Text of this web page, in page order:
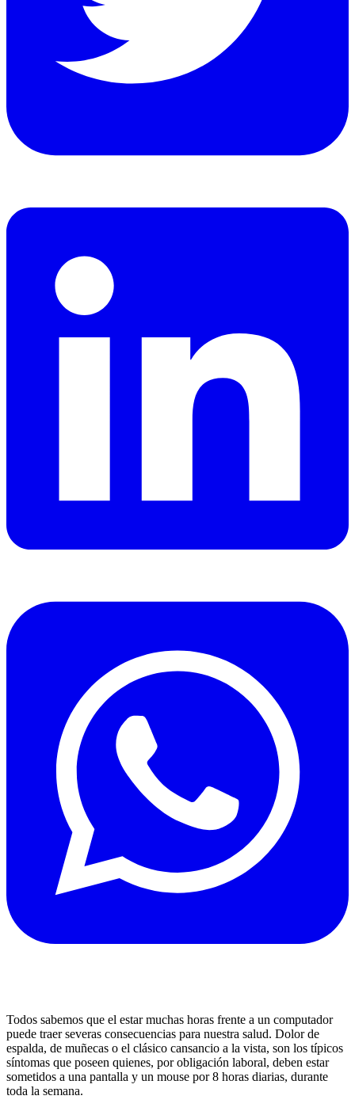
Todos sabemos que el estar muchas horas frente a un computador
puede traer severas consecuencias para nuestra salud. Dolor de
espalda, de muñecas o el clásico cansancio a la vista, son los típicos
síntomas que poseen quienes, por obligación laboral, deben estar
sometidos a una pantalla y un mouse por 8 horas diarias, durante
toda la semana.